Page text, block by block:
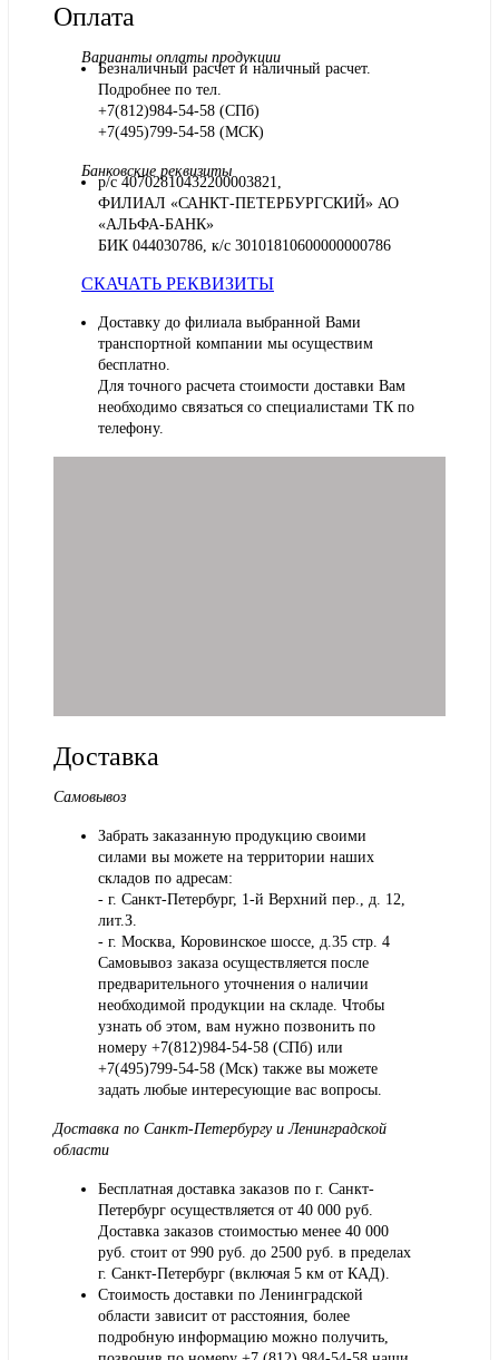
Оплата
Варианты оплаты продукции
Безналичный расчет и наличный расчет.
Подробнее по тел.
+7(812)984-54-58 (СПб)
+7(495)799-54-58 (МСК)
Банковские реквизиты
р/с 40702810432200003821,
ФИЛИАЛ «САНКТ-ПЕТЕРБУРГСКИЙ» АО
«АЛЬФА-БАНК»
БИК 044030786, к/с 30101810600000000786
СКАЧАТЬ РЕКВИЗИТЫ
Доставку до филиала выбранной Вами
транспортной компании мы осуществим
бесплатно.
Для точного расчета стоимости доставки Вам
необходимо связаться со специалистами ТК по
телефону.
Доставка
Самовывоз
Забрать заказанную продукцию своими
силами вы можете на территории наших
складов по адресам:
- г. Санкт-Петербург, 1-й Верхний пер., д. 12,
лит.З.
- г. Москва, Коровинское шоссе, д.35 стр. 4
Самовывоз заказа осуществляется после
предварительного уточнения о наличии
необходимой продукции на складе. Чтобы
узнать об этом, вам нужно позвонить по
номеру +7(812)984-54-58 (СПб) или
+7(495)799-54-58 (Мск) также вы можете
задать любые интересующие вас вопросы.
Доставка по Санкт-Петербургу и Ленинградской
области
Бесплатная доставка заказов по г. Санкт-
Петербург осуществляется от 40 000 руб.
Доставка заказов стоимостью менее 40 000
руб. стоит от 990 руб. до 2500 руб. в пределах
г. Санкт-Петербург (включая 5 км от КАД).
Стоимость доставки по Ленинградской
области зависит от расстояния, более
подробную информацию можно получить,